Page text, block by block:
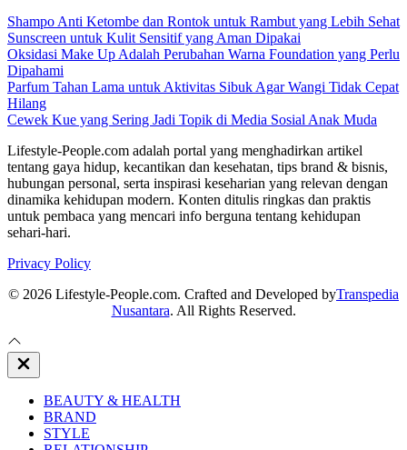
Shampo Anti Ketombe dan Rontok untuk Rambut yang Lebih Sehat
Sunscreen untuk Kulit Sensitif yang Aman Dipakai
Oksidasi Make Up Adalah Perubahan Warna Foundation yang Perlu
Dipahami
Parfum Tahan Lama untuk Aktivitas Sibuk Agar Wangi Tidak Cepat
Hilang
Cewek Kue yang Sering Jadi Topik di Media Sosial Anak Muda
Lifestyle-People.com adalah portal yang menghadirkan artikel
tentang gaya hidup, kecantikan dan kesehatan, tips brand & bisnis,
hubungan personal, serta inspirasi keseharian yang relevan dengan
dinamika kehidupan modern. Konten ditulis ringkas dan praktis
untuk pembaca yang mencari info berguna tentang kehidupan
sehari-hari.
Privacy Policy
© 2026 Lifestyle-People.com. Crafted and Developed byTranspedia
Nusantara. All Rights Reserved.
Close
Off
BEAUTY & HEALTH
BRAND
STYLE